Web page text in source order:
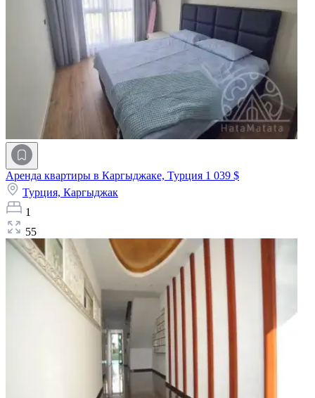
Аренда квартиры в Каргыджаке, Турция 1 039 $
Турция, Каргыджак
1
55